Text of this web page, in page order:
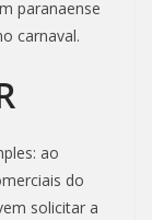
paranaense
carnaval.
ao
do
solicitar a